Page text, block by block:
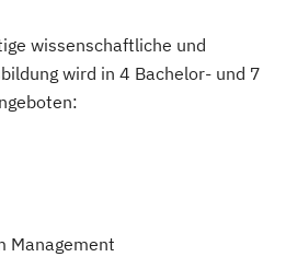
wissenschaftliche und
wird in 4 Bachelor- und 7
Management